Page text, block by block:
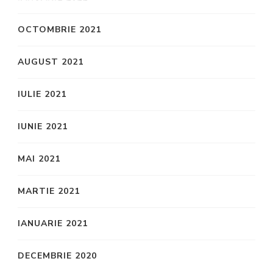
OCTOMBRIE 2021
AUGUST 2021
IULIE 2021
IUNIE 2021
MAI 2021
MARTIE 2021
IANUARIE 2021
DECEMBRIE 2020